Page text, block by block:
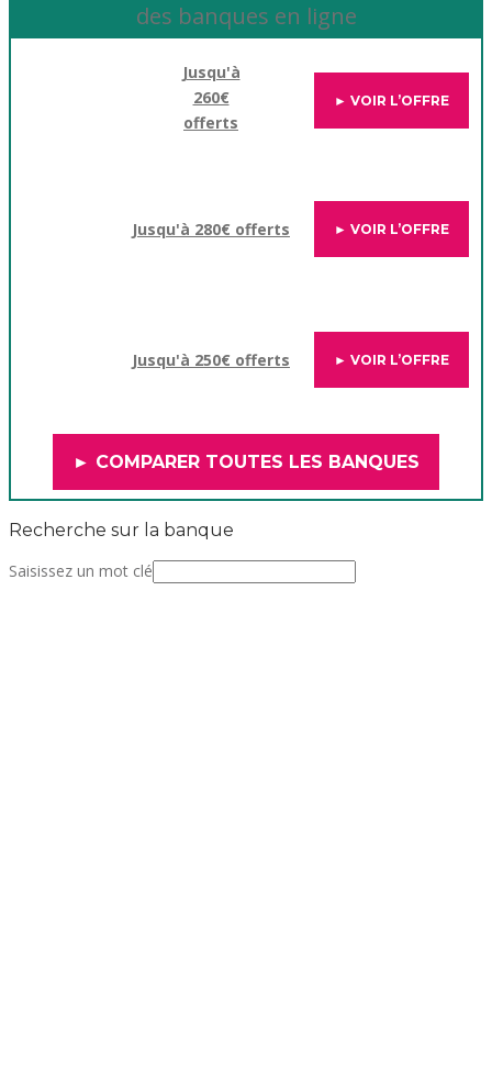
des banques en ligne
Jusqu'à
260€
offerts
► VOIR L’OFFRE
Jusqu'à 280€ offerts ► VOIR L’OFFRE
Jusqu'à 250€ offerts ► VOIR L’OFFRE
► COMPARER TOUTES LES BANQUES
Recherche sur la banque
Saisissez un mot clé